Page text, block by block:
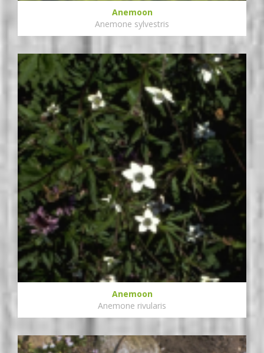
Anemoon
Anemone sylvestris
Anemoon
Anemone rivularis